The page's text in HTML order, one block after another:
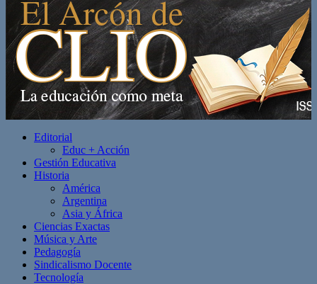
Editorial
Educ + Acción
Gestión Educativa
Historia
América
Argentina
Asia y África
Ciencias Exactas
Música y Arte
Pedagogía
Sindicalismo Docente
Tecnología